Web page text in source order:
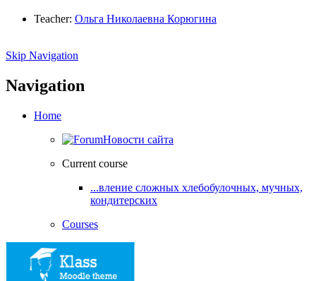
Teacher: Ольга Николаевна Корюгина
Skip Navigation
Navigation
Home
Новости сайта
Current course
...вление сложных хлебобулочных, мучных,
кондитерских
Courses